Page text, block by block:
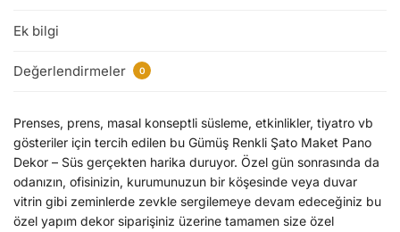
Ek bilgi
Değerlendirmeler 0
Prenses, prens, masal konseptli süsleme, etkinlikler, tiyatro vb
gösteriler için tercih edilen bu Gümüş Renkli Şato Maket Pano
Dekor – Süs gerçekten harika duruyor. Özel gün sonrasında da
odanızın, ofisinizin, kurumunuzun bir köşesinde veya duvar
vitrin gibi zeminlerde zevkle sergilemeye devam edeceğiniz bu
özel yapım dekor siparişiniz üzerine tamamen size özel